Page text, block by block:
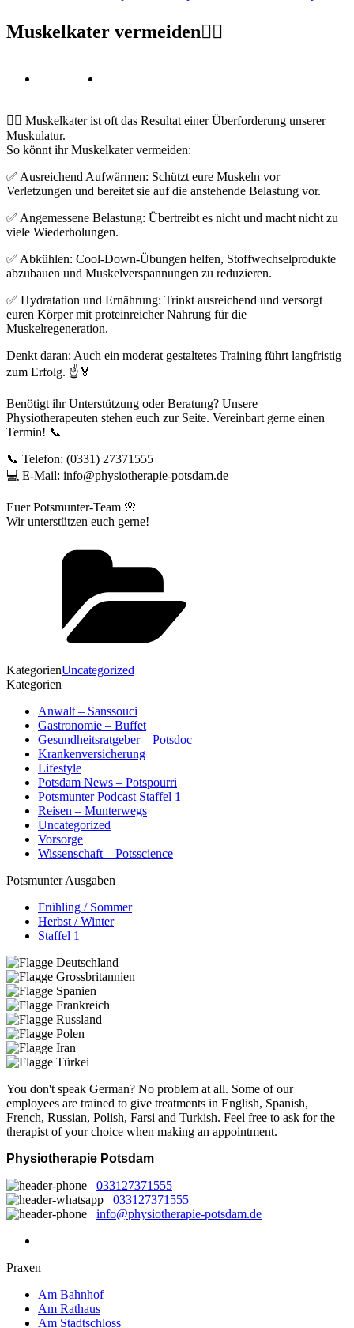
Muskelkater vermeiden🏋️‍♀️
🏋️‍♀️ Muskelkater ist oft das Resultat einer Überforderung unserer
Muskulatur.
So könnt ihr Muskelkater vermeiden:
✅ Ausreichend Aufwärmen: Schützt eure Muskeln vor
Verletzungen und bereitet sie auf die anstehende Belastung vor.
✅ Angemessene Belastung: Übertreibt es nicht und macht nicht zu
viele Wiederholungen.
✅ Abkühlen: Cool-Down-Übungen helfen, Stoffwechselprodukte
abzubauen und Muskelverspannungen zu reduzieren.
✅ Hydratation und Ernährung: Trinkt ausreichend und versorgt
euren Körper mit proteinreicher Nahrung für die
Muskelregeneration.
Denkt daran: Auch ein moderat gestaltetes Training führt langfristig
zum Erfolg. ☝️🏅
Benötigt ihr Unterstützung oder Beratung? Unsere
Physiotherapeuten stehen euch zur Seite. Vereinbart gerne einen
Termin! 📞
📞 Telefon: (0331) 27371555⁣
💻 E-Mail: info@physiotherapie-potsdam.de
Euer Potsmunter-Team 🌸
Wir unterstützen euch gerne!
KategorienUncategorized
Kategorien
Anwalt – Sanssouci
Gastronomie – Buffet
Gesundheitsratgeber – Potsdoc
Krankenversicherung
Lifestyle
Potsdam News – Potspourri
Potsmunter Podcast Staffel 1
Reisen – Munterwegs
Uncategorized
Vorsorge
Wissenschaft – Potsscience
Potsmunter Ausgaben
Frühling / Sommer
Herbst / Winter
Staffel 1
You don't speak German? No problem at all. Some of our
employees are trained to give treatments in English, Spanish,
French, Russian, Polish, Farsi and Turkish. Feel free to ask for the
therapist of your choice when making an appointment.
Physiotherapie Potsdam
033127371555
033127371555
info@physiotherapie-potsdam.de
Praxen
Am Bahnhof
Am Rathaus
Am Stadtschloss